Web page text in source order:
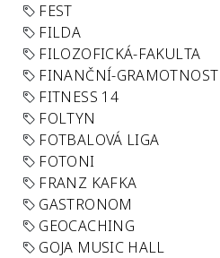
FEST
FILDA
FILOZOFICKÁ-FAKULTA
FINANČNÍ-GRAMOTNOST
FITNESS 14
FOLTYN
FOTBALOVÁ LIGA
FOTONI
FRANZ KAFKA
GASTRONOM
GEOCACHING
GOJA MUSIC HALL